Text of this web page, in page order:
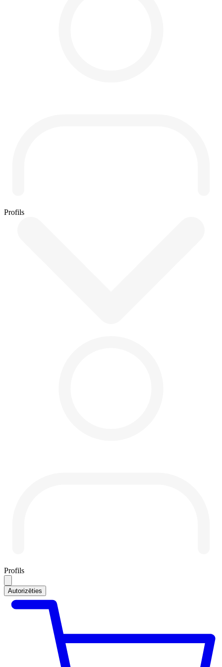
Profils
Profils
Autorizēties